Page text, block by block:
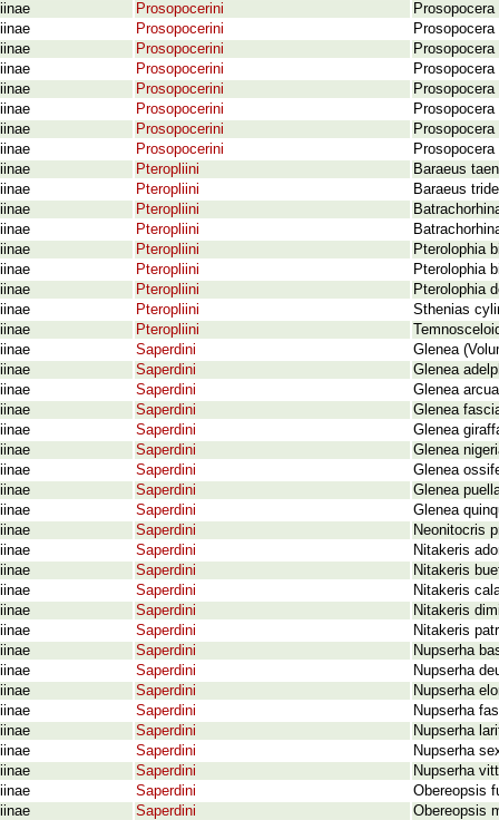
Prosopocerini
Prosopocerini
Prosopocerini
Prosopocerini
Prosopocerini
Prosopocerini
Prosopocerini
Prosopocerini
Pteropliini
Baraeus
Pteropliini
Baraeus
Pteropliini
Pteropliini
Pteropliini
Pterolophia
Pteropliini
Pterolophia
Pteropliini
Pterolophia
Pteropliini
Sthenias
Pteropliini
Saperdini
Glenea
Saperdini
Glenea
Saperdini
Glenea
Saperdini
Glenea
Saperdini
Glenea
Saperdini
Glenea
Saperdini
Glenea
Saperdini
Glenea
Saperdini
Glenea
Saperdini
Neonitocris
Saperdini
Nitakeris
Saperdini
Nitakeris
Saperdini
Nitakeris
Saperdini
Nitakeris
Saperdini
Nitakeris
Saperdini
Nupserha
Saperdini
Nupserha
Saperdini
Nupserha
Saperdini
Nupserha
Saperdini
Nupserha
Saperdini
Nupserha
Saperdini
Nupserha
Saperdini
Obereopsis
Saperdini
Obereopsis